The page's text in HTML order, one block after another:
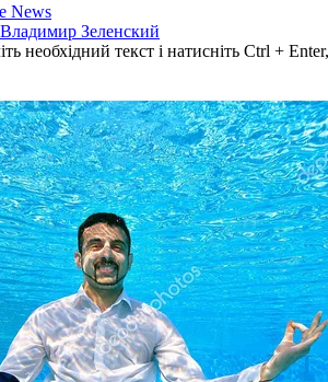
News
Владимир Зеленский
необхідний текст і натисніть Ctrl +